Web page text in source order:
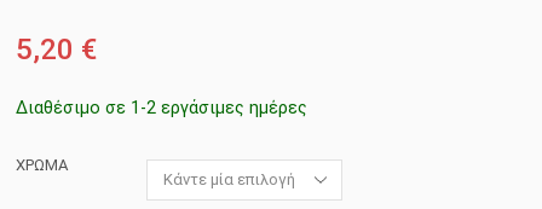
5,20 €
Διαθέσιμο σε 1-2 εργάσιμες ημέρες
ΧΡΩΜΑ